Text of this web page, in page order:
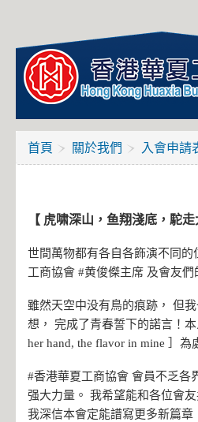
首頁 關於我們 入會申請
【 虎啸深山，鱼翔淺底，駝走
世間萬物都有各自各飾演不同
工商協會 #黄俊𠎀主席 及會友
雖然天空中没有鳥的痕跡， 但
想， 完成了青春誓下的諾言！
her hand, the flavor in mine ］
#香港華夏工商協會 會員不乏各
强大力量。 我希望能和各位會
我深信本會定能譜寫更多新篇